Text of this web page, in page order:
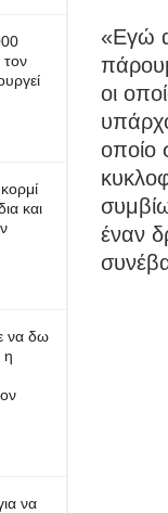
τον
και
να δω
η
να
«Εγώ
οι
οποίο
έναν